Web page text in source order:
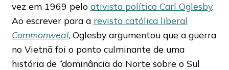
vez em 1969 pelo ativista político Carl Oglesby.
Ao escrever para a revista católica liberal
Commonweal, Oglesby argumentou que a guerra
no Vietnã foi o ponto culminante de uma
história de “dominância do Norte sobre o Sul